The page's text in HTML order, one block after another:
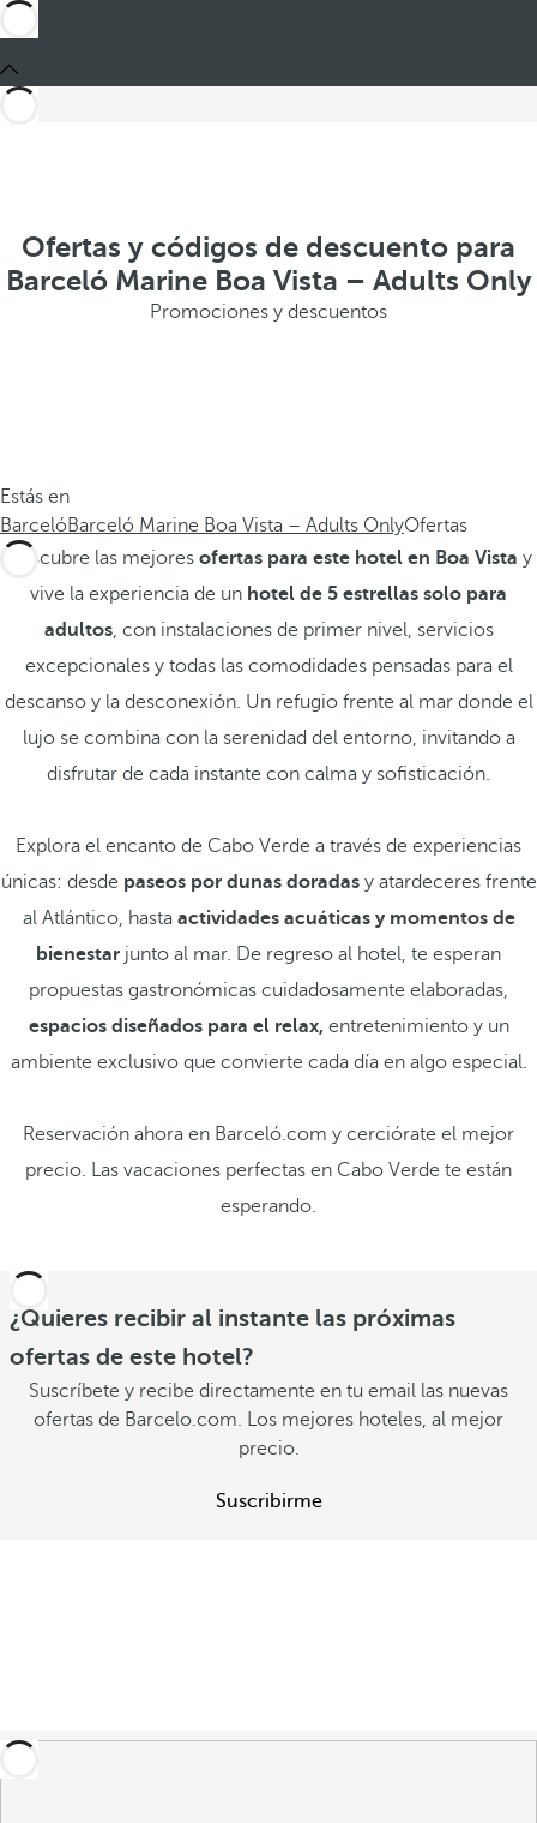
Ofertas y códigos de descuento para
Barceló Marine Boa Vista – Adults Only
Promociones y descuentos
Estás en
BarcelóBarceló Marine Boa Vista – Adults OnlyOfertas
Descubre las mejores ofertas para este hotel en Boa Vista y
vive la experiencia de un hotel de 5 estrellas solo para
adultos, con instalaciones de primer nivel, servicios
excepcionales y todas las comodidades pensadas para el
descanso y la desconexión. Un refugio frente al mar donde el
lujo se combina con la serenidad del entorno, invitando a
disfrutar de cada instante con calma y sofisticación.
Explora el encanto de Cabo Verde a través de experiencias
únicas: desde paseos por dunas doradasy atardeceres frente
al Atlántico, hasta actividades acuáticas y momentos de
bienestar junto al mar. De regreso al hotel, te esperan
propuestas gastronómicas cuidadosamente elaboradas,
espacios diseñados para el relax,entretenimiento y un
ambiente exclusivo que convierte cada día en algo especial.
Reservación ahora en Barceló.com y cerciórate el mejor
precio. Las vacaciones perfectas en Cabo Verde te están
esperando.
¿Quieres recibir al instante las próximas
ofertas de este hotel?
Suscríbete y recibe directamente en tu email las nuevas
ofertas de Barcelo.com. Los mejores hoteles, al mejor
precio.
Suscribirme